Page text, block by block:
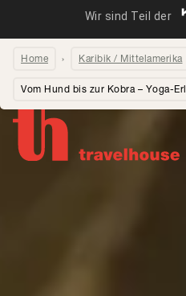
Home Karibik / Mittelamerika
Vom Hund bis zur Kobra – Yoga-